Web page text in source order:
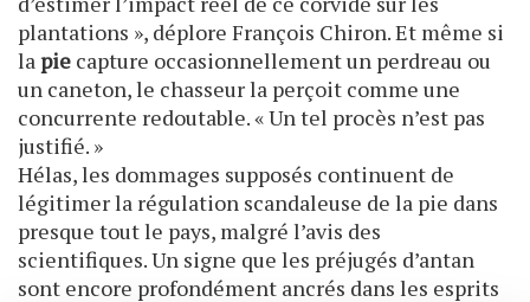
plantations », déplore François Chiron. Et même si
lapie capture occasionnellement un perdreau ou
un caneton, le chasseur la perçoit comme une
concurrente redoutable. « Un tel procès n’est pas
justifié. »
Hélas, les dommages supposés continuent de
légitimer la régulation scandaleuse de la pie dans
presque tout le pays, malgré l’avis des
scientifiques. Un signe que les préjugés d’antan
sont encore profondément ancrés dans les esprits